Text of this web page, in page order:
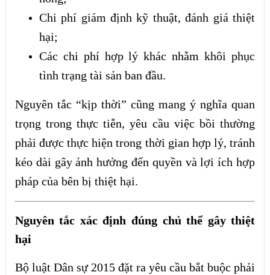
Chi phí giám định kỹ thuật, đánh giá thiệt
hại;
Các chi phí hợp lý khác nhằm khôi phục
tình trạng tài sản ban đầu.
Nguyên tắc “kịp thời” cũng mang ý nghĩa quan
trọng trong thực tiễn, yêu cầu việc bồi thường
phải được thực hiện trong thời gian hợp lý, tránh
kéo dài gây ảnh hưởng đến quyền và lợi ích hợp
pháp của bên bị thiệt hại.
Nguyên tắc xác định đúng chủ thể gây thiệt
hại
Bộ luật Dân sự 2015 đặt ra yêu cầu bắt buộc phải